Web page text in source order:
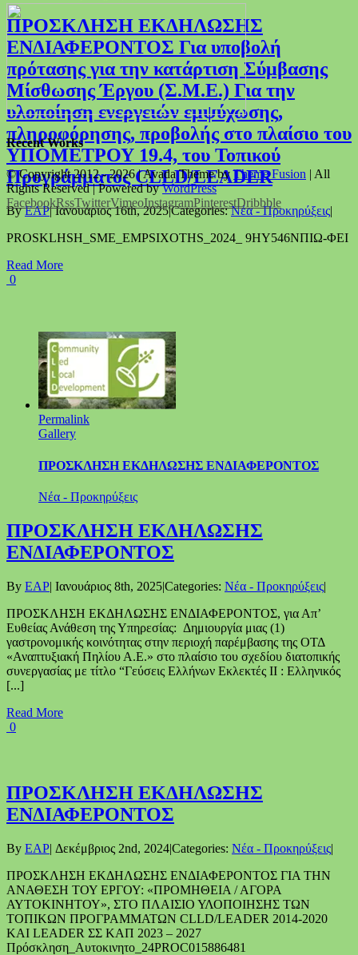
ΠΡΟΣΚΛΗΣΗ ΕΚΔΗΛΩΣΗΣ
ΕΝΔΙΑΦΕΡΟΝΤΟΣ Για υποβολή
πρότασης για την κατάρτιση Σύμβασης
Μίσθωσης Έργου (Σ.Μ.Ε.) Για την
υλοποίηση ενεργειών εμψύχωσης,
πληροφόρησης, προβολής στο πλαίσιο του
ΥΠΟΜΕΤΡΟΥ 19.4, του Τοπικού
Προγράμματος CLLD/LEADER
ByEAP| Ιανουάριος 16th, 2025|Categories:Νέα - Προκηρύξεις|
PROSKLHSH_SME_EMPSIXOTHS_2024_ 9ΗΥ546ΝΠΙΩ-ΦΕΙ
Read More
0
Permalink
Gallery
ΠΡΟΣΚΛΗΣΗ ΕΚΔΗΛΩΣΗΣ ΕΝΔΙΑΦΕΡΟΝΤΟΣ
Νέα - Προκηρύξεις
ΠΡΟΣΚΛΗΣΗ ΕΚΔΗΛΩΣΗΣ
ΕΝΔΙΑΦΕΡΟΝΤΟΣ
By EAP| Ιανουάριος 8th, 2025|Categories: Νέα - Προκηρύξεις|
ΠΡΟΣΚΛΗΣΗ ΕΚΔΗΛΩΣΗΣ ΕΝΔΙΑΦΕΡΟΝΤΟΣ, για Απ’
Ευθείας Ανάθεση της Υπηρεσίας: Δημιουργία μιας (1)
γαστρονομικής κοινότητας στην περιοχή παρέμβασης της ΟΤΔ
«Αναπτυξιακή Πηλίου Α.Ε.» στο πλαίσιο του σχεδίου διατοπικής
συνεργασίας με τίτλο “Γεύσεις Ελλήνων Εκλεκτές ΙΙ : Ελληνικός
[...]
Read More
0
ΠΡΟΣΚΛΗΣΗ ΕΚΔΗΛΩΣΗΣ
ΕΝΔΙΑΦΕΡΟΝΤΟΣ
By EAP| Δεκέμβριος 2nd, 2024|Categories: Νέα - Προκηρύξεις|
ΠΡΟΣΚΛΗΣΗ ΕΚΔΗΛΩΣΗΣ ΕΝΔΙΑΦΕΡΟΝΤΟΣ ΓΙΑ ΤΗΝ
ΑΝΑΘΕΣΗ ΤΟΥ ΕΡΓΟΥ: «ΠΡΟΜΗΘΕΙΑ / ΑΓΟΡΑ
ΑΥΤΟΚΙΝΗΤΟΥ», ΣΤΟ ΠΛΑΙΣΙΟ ΥΛΟΠΟΙΗΣΗΣ ΤΩΝ
ΤΟΠΙΚΩΝ ΠΡΟΓΡΑΜΜΑΤΩΝ CLLD/LEADER 2014-2020
ΚΑΙ LEADER ΣΣ ΚΑΠ 2023 – 2027
Πρόσκληση_Αυτοκινητο_24PROC015886481
Recent Works
© Copyright 2012 -2026 | Avada Theme byTheme Fusion | All
Rights Reserved | Powered byWordPress
FacebookRssTwitterVimeoInstagramPinterestDribbble